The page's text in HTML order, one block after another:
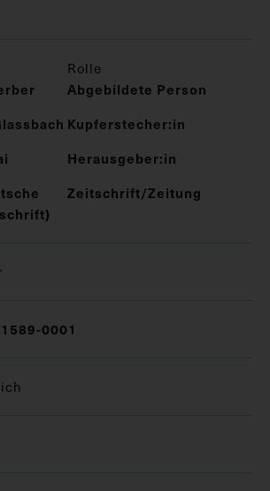
Rolle
Abgebildete Person
Kupferstecher:in
Herausgeber:in
Zeitschrift/Zeitung
0001